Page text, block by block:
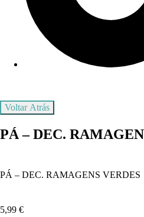
PÁ – DEC.
PÁ – DEC. RAMAGENS VERDES
5,99 €